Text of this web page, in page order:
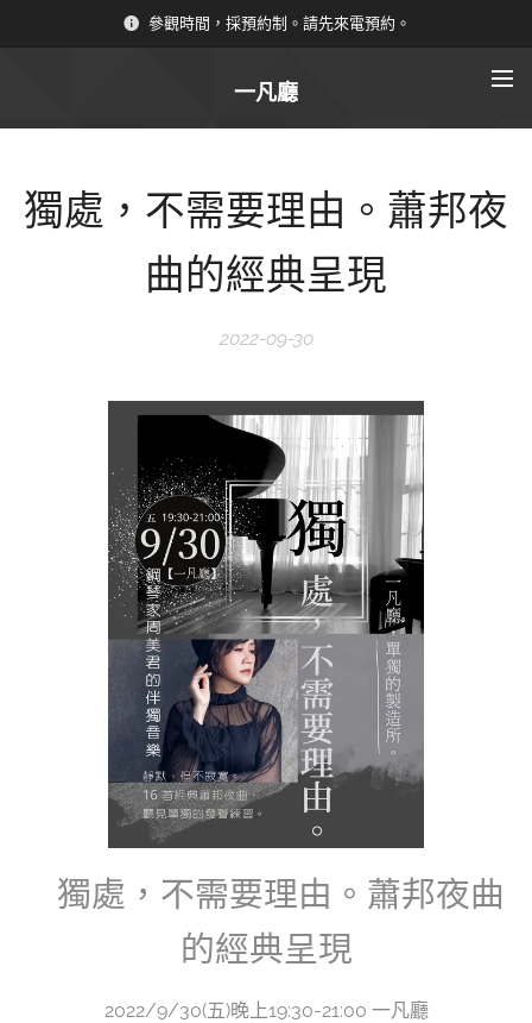
參觀時間，採預約制。請先來電預約。
一凡廳
獨處，不需要理由。蕭邦夜
曲的經典呈現
2022-09-30
獨處，不需要理由。蕭邦夜曲
的經典呈現
2022/9/30(五)晚上19:30-21:00 一凡廳